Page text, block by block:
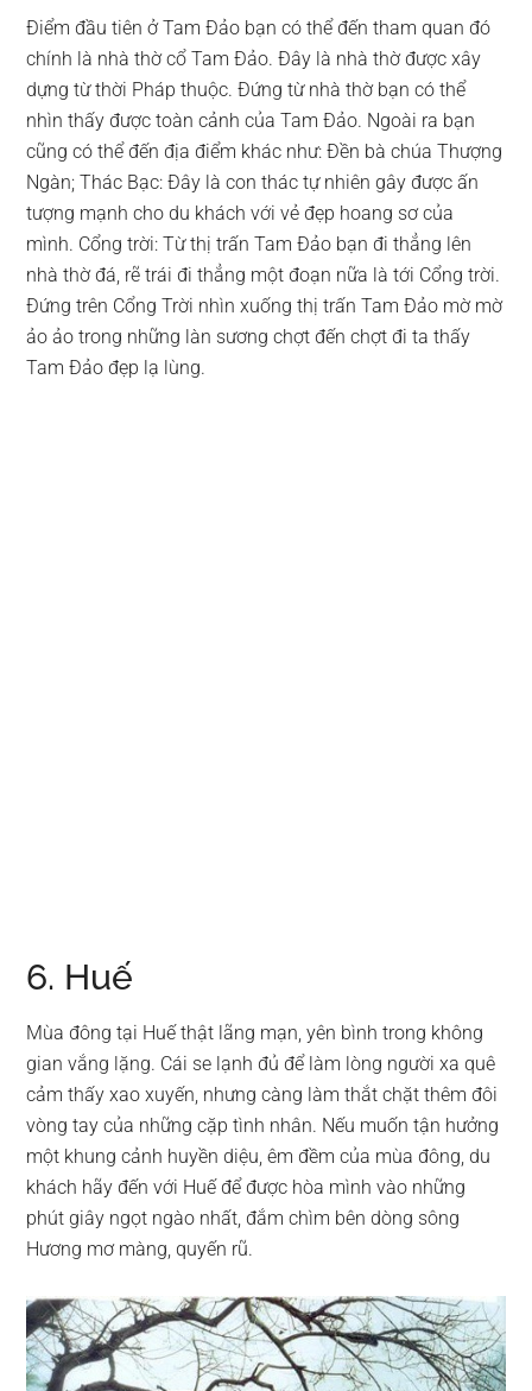
Điểm đầu tiên ở Tam Đảo bạn có thể đến tham quan đó
chính là nhà thờ cổ Tam Đảo. Đây là nhà thờ được xây
dựng từ thời Pháp thuộc. Đứng từ nhà thờ bạn có thể
nhìn thấy được toàn cảnh của Tam Đảo. Ngoài ra bạn
cũng có thể đến địa điểm khác như: Đền bà chúa Thượng
Ngàn; Thác Bạc: Đây là con thác tự nhiên gây được ấn
tượng mạnh cho du khách với vẻ đẹp hoang sơ của
mình. Cổng trời: Từ thị trấn Tam Đảo bạn đi thẳng lên
nhà thờ đá, rẽ trái đi thẳng một đoạn nữa là tới Cổng trời.
Ðứng trên Cổng Trời nhìn xuống thị trấn Tam Ðảo mờ mờ
ảo ảo trong những làn sương chợt đến chợt đi ta thấy
Tam Ðảo đẹp lạ lùng.
6. Huế
Mùa đông tại Huế thật lãng mạn, yên bình trong không
gian vắng lặng. Cái se lạnh đủ để làm lòng người xa quê
cảm thấy xao xuyến, nhưng càng làm thắt chặt thêm đôi
vòng tay của những cặp tình nhân. Nếu muốn tận hưởng
một khung cảnh huyền diệu, êm đềm của mùa đông, du
khách hãy đến với Huế để được hòa mình vào những
phút giây ngọt ngào nhất, đắm chìm bên dòng sông
Hương mơ màng, quyến rũ.